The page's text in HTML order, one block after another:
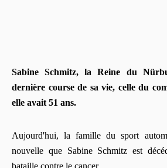
Sabine Schmitz, la Reine du
dernière course de sa vie, celle du
elle avait 51 ans.
Aujourd'hui, la famille du sport
nouvelle que Sabine Schmitz est
bataille contre le cancer.